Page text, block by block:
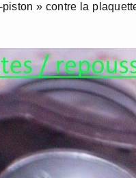
» contre la